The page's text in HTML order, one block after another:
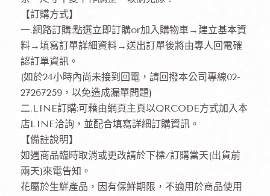
【訂購方式】
一.網路訂購:點選立即訂購or加入購物車→建立基本資
料→填寫訂單詳細資料→送出訂單後將由專人回電確
認訂單資訊。
(如於24小時內尚未接到回電，請回撥本公司專線02-
27267259，以免造成漏單問題)
二.LINE訂購:可藉由網頁主頁以QRCODE方式加入本
店LINE洽詢，並配合填寫詳細訂購資訊。
【備註說明】
如遇商品臨時取消或更改請於下標/訂購當天(出貨前
兩天)來電告知。
花屬於生鮮產品，因有保鮮期限，不適用於商品使用